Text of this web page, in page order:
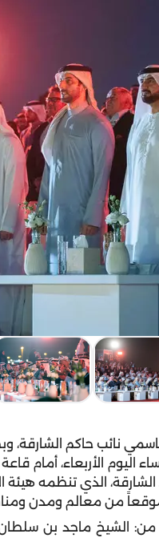
نائب حاكم
الأربعاء، أمام
الذي تنظمه هيئة
الشيخ ماجد بن